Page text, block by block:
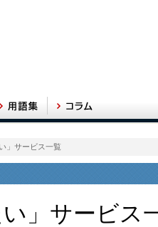
」サービス一覧
い」サービス